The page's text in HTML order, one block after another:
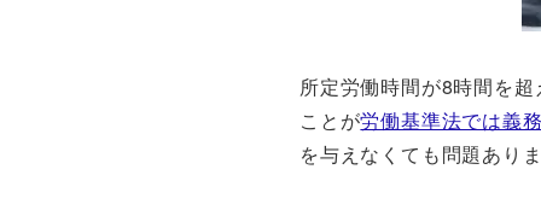
所定労働時間が8時間を
ことが労働基準法では義
を与えなくても問題あり